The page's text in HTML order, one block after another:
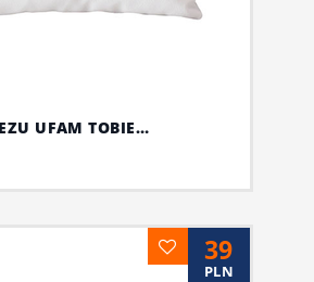
UFAM TOBIE…
39
PLN